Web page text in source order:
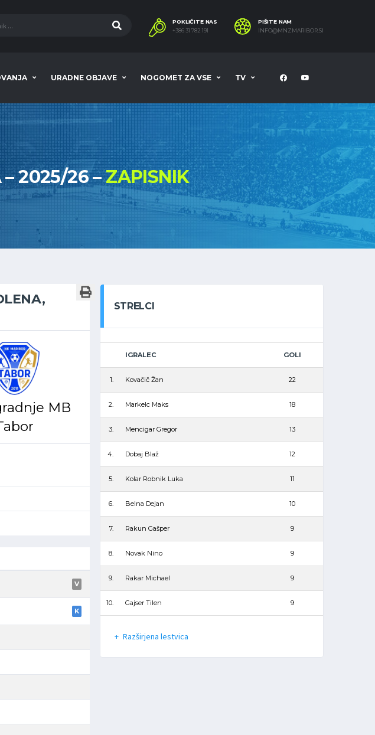
POKLIČITE NAS
+386 31 782 191
PIŠITE NAM
INFO@MNZMARIBOR.SI
URADNE OBJAVE NOGOMET ZA VSE TV
– 2025/26 –ZAPISNIK
MB
V
K
STRELCI
IGRALEC GOLI
1. Kovačič Žan 22
2. Markelc Maks 18
3. Mencigar Gregor 13
4. Dobaj Blaž 12
5. Kolar Robnik Luka 11
6. Belna Dejan 10
7. Rakun Gašper 9
8. Novak Nino 9
9. Rakar Michael 9
10. Gajser Tilen 9
Razširjena lestvica